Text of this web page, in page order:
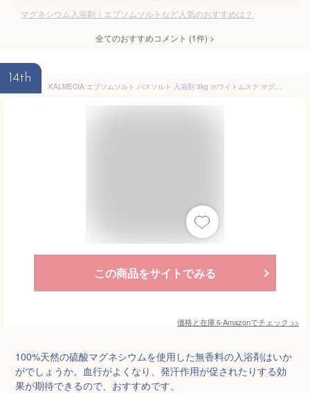
マグネシウム入浴剤｜エプソムソルトなど人気のおすすめは？
全てのおすすめコメント (1件) >
14th
KALMECIA エプソムソルト バスソルト 入浴剤 3kg ホワイトムスク マグネシウム 硫酸マグネシウム 追い炊き対応 エプソム ソルト 大容量
この商品をサイトでみる
価格と在庫をAmazonでチェック >>
100%天然の硫酸マグネシウムを使用した無香料の入浴剤はいか
がでしょうか。血行がよくなり、発汗作用が促されたりする効
果が期待できるので、おすすめです。